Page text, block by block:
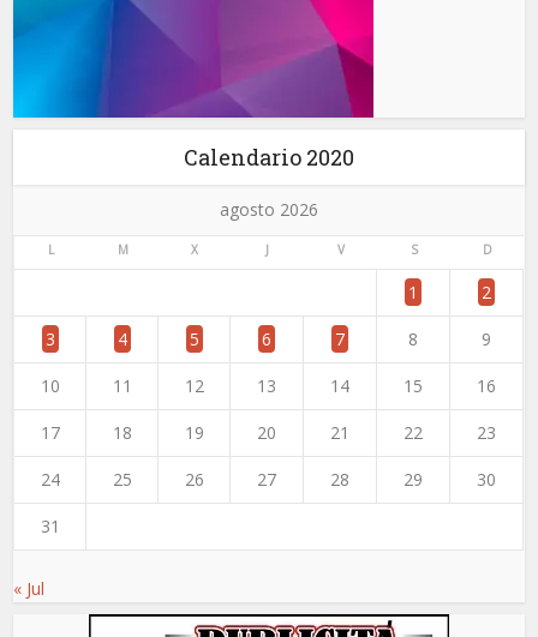
Calendario 2020
agosto 2026
L M X J V S D
1 2
3 4 5 6 7 8 9
10 11 12 13 14 15 16
17 18 19 20 21 22 23
24 25 26 27 28 29 30
31
« Jul